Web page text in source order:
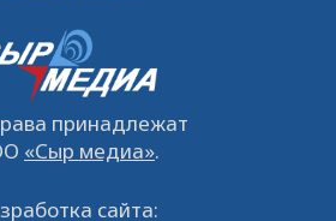
принадлежат
«Сыр медиа».
сайта: